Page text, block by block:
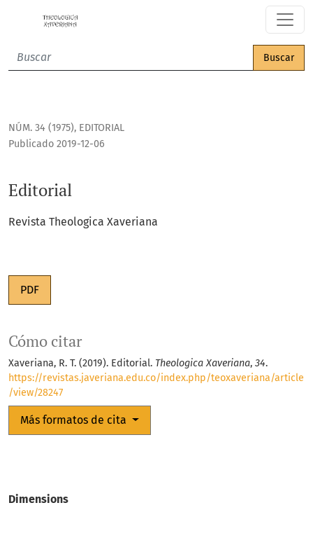
Buscar
NÚM. 34 (1975), EDITORIAL
Editorial
Publicado 2019-12-06
Revista Theologica Xaveriana
PDF
Cómo citar
Xaveriana, R. T. (2019). Editorial. Theologica Xaveriana, 34.
https://revistas.javeriana.edu.co/index.php/teoxaveriana/article
/view/28247
Más formatos de cita
Dimensions